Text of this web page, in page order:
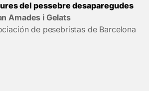
del pessebre desaparegudes
Amades i Gelats
de pesebristas de Barcelona